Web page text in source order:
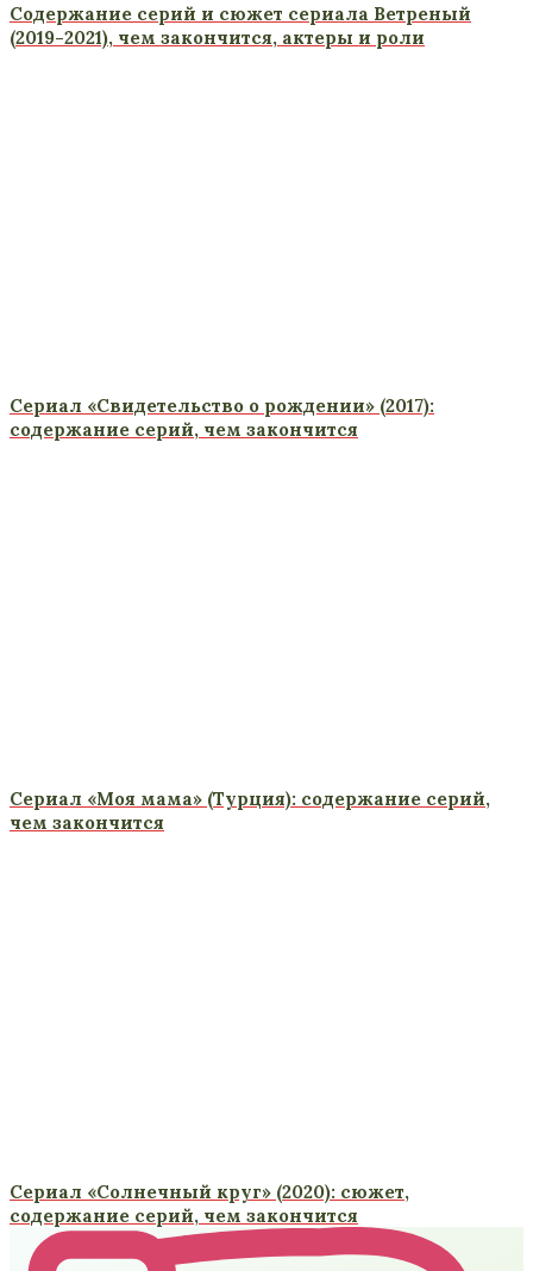
Содержание серий и сюжет сериала Ветреный
(2019-2021), чем закончится, актеры и роли
Сериал «Свидетельство о рождении» (2017):
содержание серий, чем закончится
Сериал «Моя мама» (Турция): содержание серий,
чем закончится
Сериал «Солнечный круг» (2020): сюжет,
содержание серий, чем закончится